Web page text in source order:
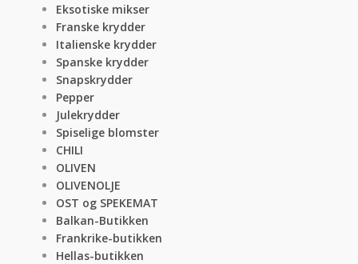
Eksotiske mikser
Franske krydder
Italienske krydder
Spanske krydder
Snapskrydder
Pepper
Julekrydder
Spiselige blomster
CHILI
OLIVEN
OLIVENOLJE
OST og SPEKEMAT
Balkan-Butikken
Frankrike-butikken
Hellas-butikken